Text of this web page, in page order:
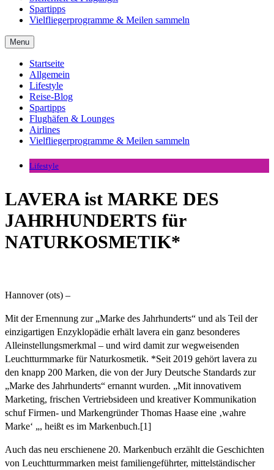
Spartipps
Vielfliegerprogramme & Meilen sammeln
Menu
Startseite
Allgemein
Lifestyle
Reise-Blog
Spartipps
Flughäfen & Lounges
Airlines
Vielfliegerprogramme & Meilen sammeln
Lifestyle
LAVERA ist MARKE DES
JAHRHUNDERTS für
NATURKOSMETIK*
Hannover (ots) –
Mit der Ernennung zur „Marke des Jahrhunderts“ und als Teil der
einzigartigen Enzyklopädie erhält lavera ein ganz besonderes
Alleinstellungsmerkmal – und wird damit zur wegweisenden
Leuchtturmmarke für Naturkosmetik. *Seit 2019 gehört lavera zu
den knapp 200 Marken, die von der Jury Deutsche Standards zur
„Marke des Jahrhunderts“ ernannt wurden. „Mit innovativem
Marketing, frischen Vertriebsideen und kreativer Kommunikation
schuf Firmen- und Markengründer Thomas Haase eine ‚wahre
Marke‘ „, heißt es im Markenbuch.[1]
Auch das neu erschienene 20. Markenbuch erzählt die Geschichten
von Leuchtturmmarken meist familiengeführter, mittelständischer